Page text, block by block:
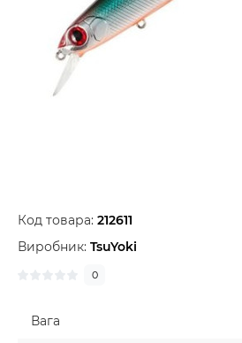
Код товара: 212611
Виробник: TsuYoki
0
Вага